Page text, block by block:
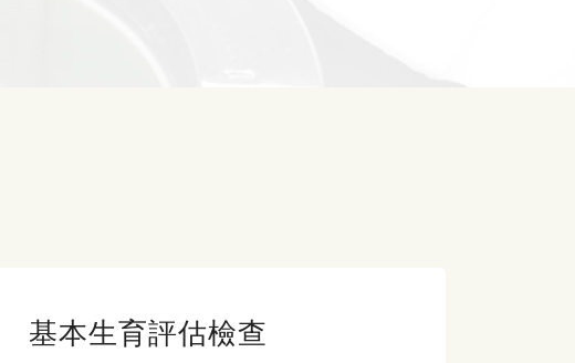
基本生育評估檢查